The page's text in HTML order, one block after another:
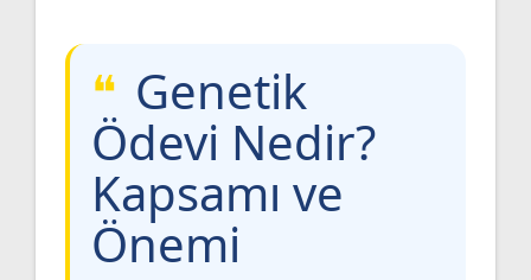
Genetik
Ödevi Nedir?
Kapsamı ve
Önemi